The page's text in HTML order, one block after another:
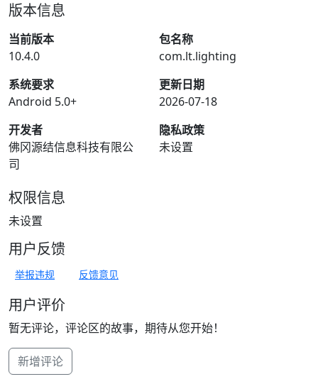
版本信息
当前版本
10.4.0
包名称
com.lt.lighting
系统要求
Android 5.0+
更新日期
2026-07-18
开发者
佛冈源结信息科技有限公
司
隐私政策
未设置
权限信息
未设置
用户反馈
举报违规 反馈意见
用户评价
暂无评论，评论区的故事，期待从您开始！
新增评论